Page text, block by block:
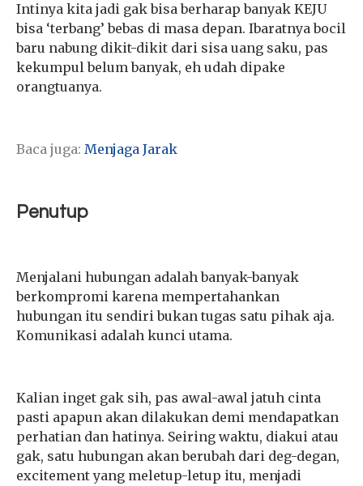
Intinya kita jadi gak bisa berharap banyak KEJU
bisa ‘terbang’ bebas di masa depan. Ibaratnya bocil
baru nabung dikit-dikit dari sisa uang saku, pas
kekumpul belum banyak, eh udah dipake
orangtuanya.
Baca juga: Menjaga Jarak
Penutup
Menjalani hubungan adalah banyak-banyak
berkompromi karena mempertahankan
hubungan itu sendiri bukan tugas satu pihak aja.
Komunikasi adalah kunci utama.
Kalian inget gak sih, pas awal-awal jatuh cinta
pasti apapun akan dilakukan demi mendapatkan
perhatian dan hatinya. Seiring waktu, diakui atau
gak, satu hubungan akan berubah dari deg-degan,
excitement yang meletup-letup itu, menjadi